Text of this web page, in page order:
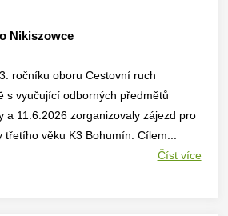
Nikiszowce
ročníku oboru Cestovní ruch
s vyučující odborných předmětů
a 11.6.2026 zorganizovaly zájezd pro
třetího věku K3 Bohumín. Cílem...
Číst více